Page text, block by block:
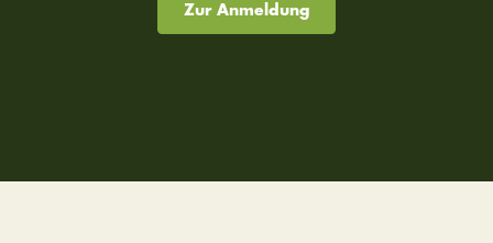
Zur Anmeldung